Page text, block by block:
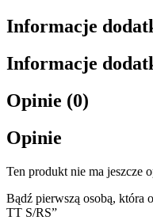
Informacje
Informacje
Opinie (0)
Opinie
Ten produkt nie ma jeszcze
Bądź pierwszą osobą, która
TT S/RS”